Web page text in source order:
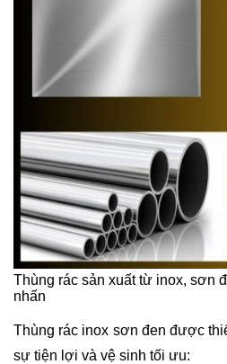
Thùng rác sản xuất từ inox, sơn
nhấn
Thùng rác inox sơn đen được
sự tiện lợi và vệ sinh tối ưu: